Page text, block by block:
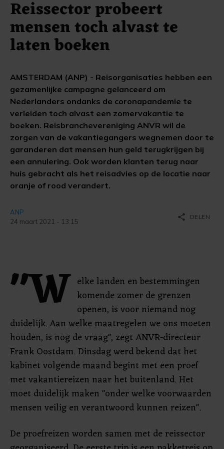
Reissector probeert
mensen toch alvast te
laten boeken
AMSTERDAM (ANP) - Reisorganisaties hebben een
gezamenlijke campagne gelanceerd om
Nederlanders ondanks de coronapandemie te
verleiden toch alvast een zomervakantie te
boeken. Reisbranchevereniging ANVR wil de
zorgen van de vakantiegangers wegnemen door te
garanderen dat mensen hun geld terugkrijgen bij
een annulering. Ook worden klanten terug naar
huis gebracht als het reisadvies op de locatie naar
oranje of rood verandert.
ANP
24 maart 2021 - 13:15
share DELEN
"W elke landen en bestemmingen
komende zomer de grenzen
openen, is voor niemand nog
duidelijk. Aan welke maatregelen we ons moeten
houden, is nog de vraag", zegt ANVR-directeur
Frank Oostdam. Dinsdag werd bekend dat het
kabinet volgende maand begint met een proef
met vakantiereizen naar het buitenland. Het
moet duidelijk maken "onder welke voorwaarden
mensen veilig en verantwoord kunnen reizen".
De proefreizen worden samen met de reissector